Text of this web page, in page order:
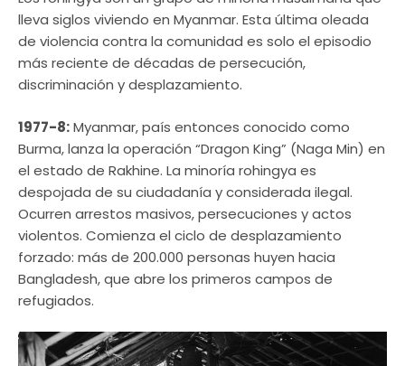
lleva siglos viviendo en Myanmar. Esta última oleada
de violencia contra la comunidad es solo el episodio
más reciente de décadas de persecución,
discriminación y desplazamiento.
1977-8:Myanmar, país entonces conocido como
Burma, lanza la operación “Dragon King” (Naga Min) en
el estado de Rakhine. La minoría rohingya es
despojada de su ciudadanía y considerada ilegal.
Ocurren arrestos masivos, persecuciones y actos
violentos. Comienza el ciclo de desplazamiento
forzado: más de 200.000 personas huyen hacia
Bangladesh, que abre los primeros campos de
refugiados.